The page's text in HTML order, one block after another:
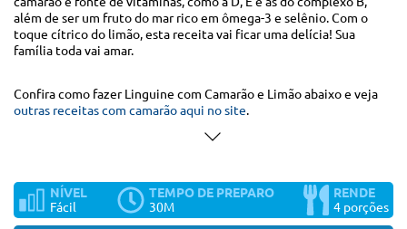
além de ser um fruto do mar rico em ômega-3 e selênio. Com o
toque cítrico do limão, esta receita vai ficar uma delícia! Sua
família toda vai amar.
Confira como fazer Linguine com Camarão e Limão abaixo e veja
outras receitas com camarão aqui no site.
NÍVEL
Fácil
TEMPO DE PREPARO
30M
RENDE
4 porções